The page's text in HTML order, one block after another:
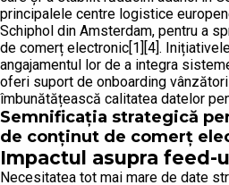
principalele centre logistice
Schiphol din Amsterdam, pentru a
de comerț electronic[1][4].
angajamentul lor de a integra
oferi suport de onboarding
îmbunătățească calitatea datelor
Semnificația strategică
de conținut de comerț
Impactul asupra feed-
Necesitatea tot mai mare de date